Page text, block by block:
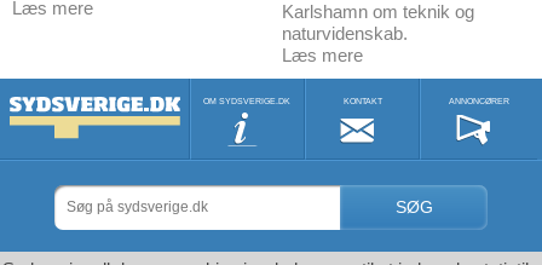
Læs mere
Karlshamn om teknik og
naturvidenskab.
Læs mere
OM SYDSVERIGE.DK KONTAKT ANNONCØRER
SØG